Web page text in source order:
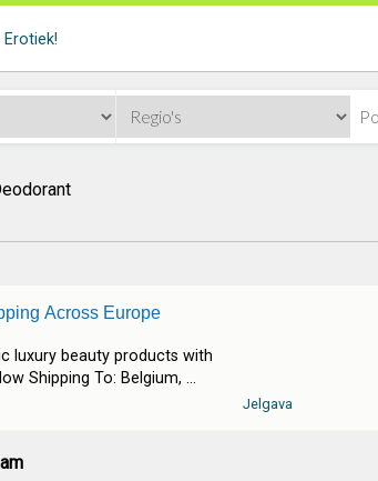
Erotiek!
Across Europe
luxury beauty products with
Shipping To: Belgium, ...
Jelgava